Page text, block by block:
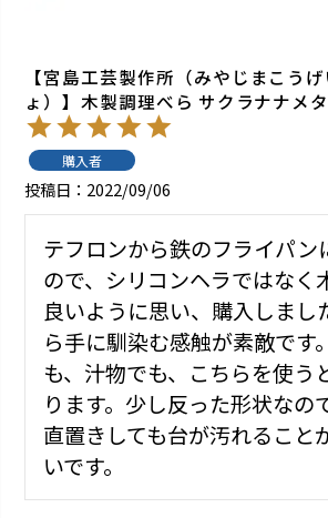
【宮島工芸製作所（みやじまこう
ょ）】木製調理べら サクラナナメ
購入者
投稿日 2022/09/06
テフロンから鉄のフライパン
ので、シリコンヘラではなく
良いように思い、購入しまし
ら手に馴染む感触が素敵です
も、汁物でも、こちらを使う
ります。少し反った形状なの
直置きしても台が汚れること
いです。